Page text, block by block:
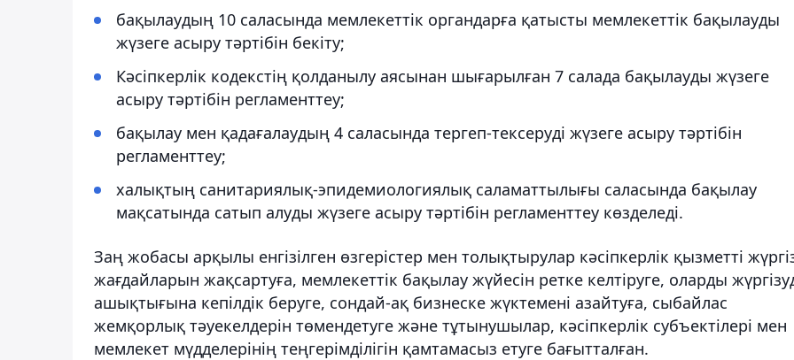
бақылаудың 10 саласында мемлекеттік органдарға қатысты мемлекеттік бақылауды
жүзеге асыру тәртібін бекіту;
Кәсіпкерлік кодекстің қолданылу аясынан шығарылған 7 салада бақылауды жүзеге
асыру тәртібін регламенттеу;
бақылау мен қадағалаудың 4 саласында тергеп-тексеруді жүзеге асыру тәртібін
регламенттеу;
халықтың санитариялық-эпидемиологиялық саламаттылығы саласында бақылау
мақсатында сатып алуды жүзеге асыру тәртібін регламенттеу көзделеді.
Заң жобасы арқылы енгізілген өзгерістер мен толықтырулар кәсіпкерлік қызметті
жағдайларын жақсартуға, мемлекеттік бақылау жүйесін ретке келтіруге, оларды
ашықтығына кепілдік беруге, сондай-ақ бизнеске жүктемені азайтуға, сыбайлас
жемқорлық тәуекелдерін төмендетуге және тұтынушылар, кәсіпкерлік субъектілері мен
мемлекет мүдделерінің теңгерімділігін қамтамасыз етуге бағытталған.